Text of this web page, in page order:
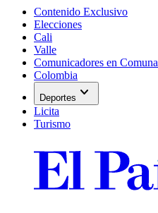
Contenido Exclusivo
Elecciones
Cali
Valle
Comunicadores en
Colombia
Deportes expand_more
Licita
Turismo